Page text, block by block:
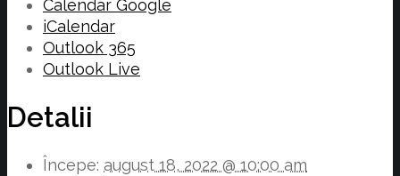
Calendar Google
iCalendar
Outlook 365
Outlook Live
Detalii
Începe: august 18, 2022 @ 10:00 am